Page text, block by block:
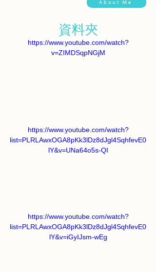
About Me
資料夾
https://www.youtube.com/watch?
v=ZIMDSqpNGjM
https://www.youtube.com/watch?
list=PLRLAwxOGA8pKk3lDz8dJgl4SqhfevE0
lY&v=UNa64o5s-QI
https://www.youtube.com/watch?
list=PLRLAwxOGA8pKk3lDz8dJgl4SqhfevE0
lY&v=iGyIJsm-wEg